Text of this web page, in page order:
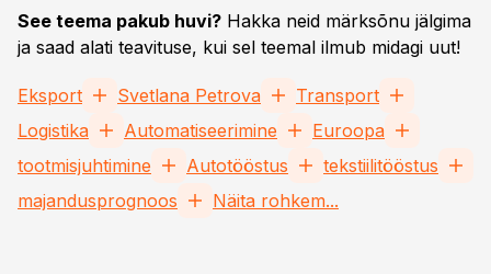
See teema pakub huvi? Hakka neid märksõnu jälgima
ja saad alati teavituse, kui sel teemal ilmub midagi uut!
Eksport Svetlana Petrova
Transport
Logistika
Automatiseerimine
Euroopa
tootmisjuhtimine
Autotööstus
tekstiilitööstus
majandusprognoos
Näita rohkem...